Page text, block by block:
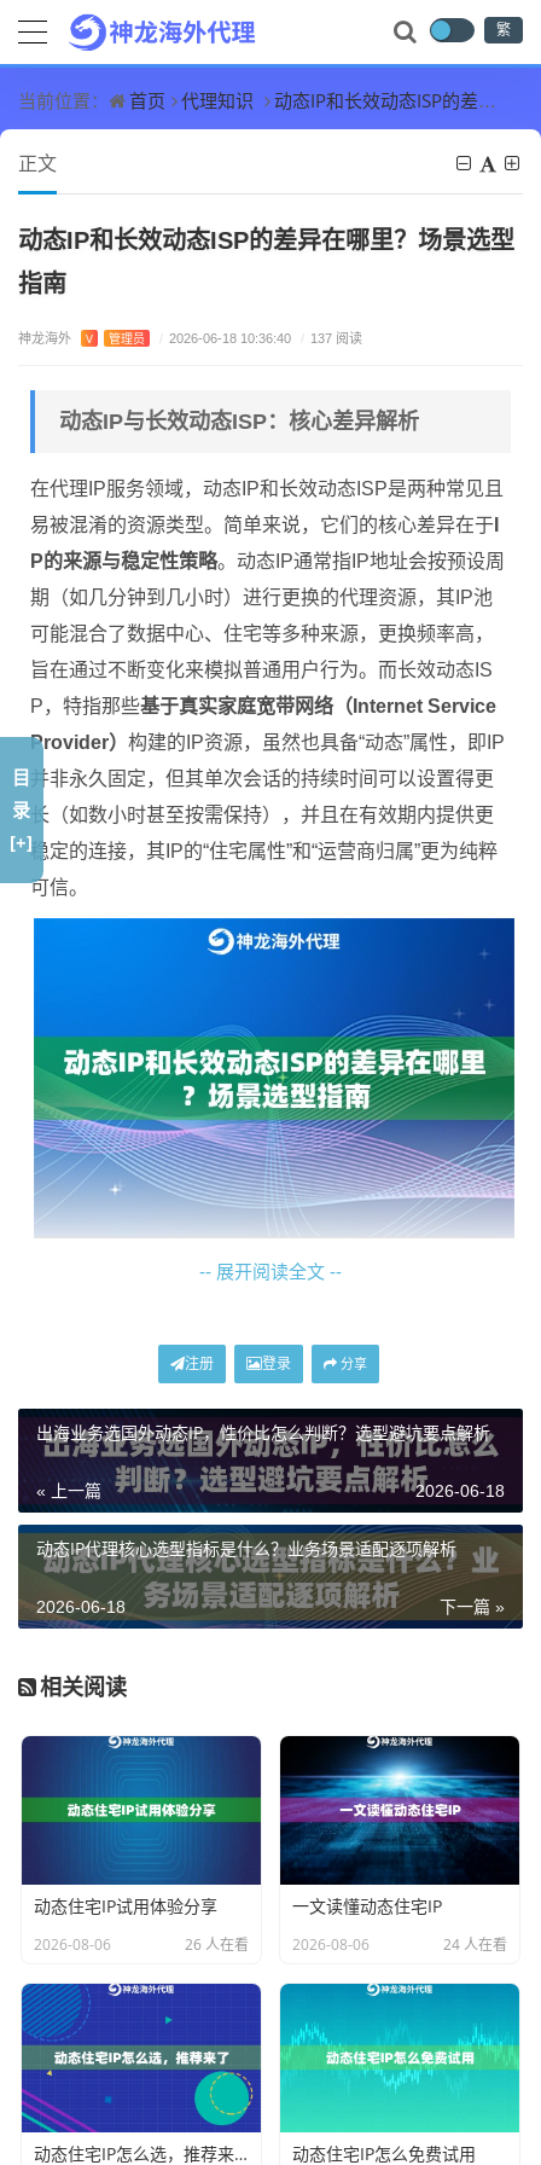
繁
当前位置： 首页 代理知识 动态IP和长效动态ISP的差异在哪里？场景选型指南
正文
动态IP和长效动态ISP的差异在哪里？场景选型
指南
神龙海外 V 管理员 / 2026-06-18 10:36:40 / 137 阅读
动态IP与长效动态ISP：核心差异解析
在代理IP服务领域，动态IP和长效动态ISP是两种常见且
易被混淆的资源类型。简单来说，它们的核心差异在于
P的来源与稳定性策略。动态IP通常指IP地址会按预设周
期（如几分钟到几小时）进行更换的代理资源，其IP池
可能混合了数据中心、住宅等多种来源，更换频率高，
旨在通过不断变化来模拟普通用户行为。而长效动态IS
P，特指那些基于真实家庭宽带网络（Internet Service
Provider） 构建的IP资源，虽然也具备“动态”属性，即IP
并非永久固定，但其单次会话的持续时间可以设置得更
长（如数小时甚至按需保持），并且在有效期内提供更
稳定的连接，其IP的“住宅属性”和“运营商归属”更为纯粹
可信。
以神龙海外动态代理服务为例，其动态住宅IP产品提供
期刷新的场景。而其动态长效ISP住宅代理，则强调了
SP真实住宅网络”和“长时在线能力”
，单IP支持更长时间
的稳定连接，减少了因IP频繁变更导致的业务中断风
险，更适合需要持续性会话的业务。
场景选型：如何根据业务需求做决定
选择哪种代理类型，完全取决于您的具体业务目标和对
网络环境的要求。错误的选型可能导致业务成功率下
行对比分析。
考量维 动态IP（短效/常规） 长效动态ISP
心
高匿名性、IP更换频
繁、成本相对灵活
IP真实度高、连接稳定持
久、信誉度极佳
IP
属
多为混合池（含住
宅），定期轮换
纯正家庭住宅IP，来自本
地运营商
稳
定
性
需
断、需频繁请求身份
的业务
连接、害怕断连的业务
典
型
社交媒体账号注册、
一次性数据抓取、广
长期挂机运营、多账号
矩阵管理、金融数据监
-- 展开阅读全文 --
注册 登录 分享
出海业务选国外动态IP，性价比怎么判断？选型避坑要点解析
« 上一篇 2026-06-18
动态IP代理核心选型指标是什么？业务场景适配逐项解析
下一篇 »
2026-06-18
相关阅读
动态住宅IP试用体验分享
2026-08-06 26 人在看
一文读懂动态住宅IP
2026-08-06 24 人在看
动态住宅IP怎么选，推荐来了 动态住宅IP怎么免费试用
目
录
[+]